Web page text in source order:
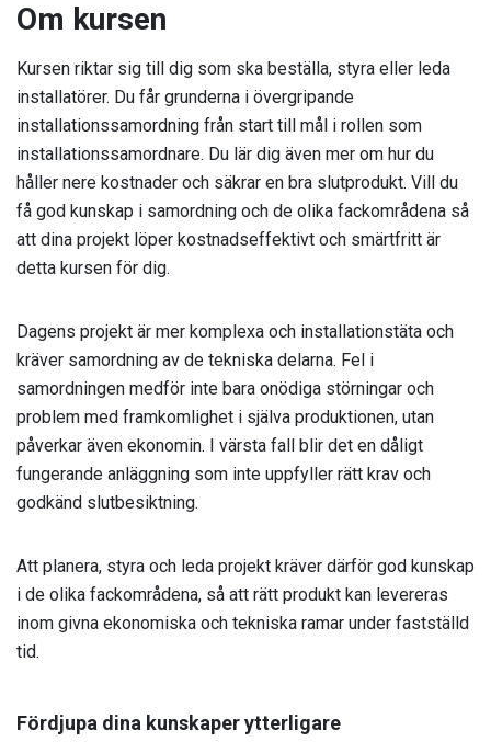
Om kursen
Kursen riktar sig till dig som ska beställa, styra eller leda
installatörer. Du får grunderna i övergripande
installationssamordning från start till mål i rollen som
installationssamordnare. Du lär dig även mer om hur du
håller nere kostnader och säkrar en bra slutprodukt. Vill du
få god kunskap i samordning och de olika fackområdena så
att dina projekt löper kostnadseffektivt och smärtfritt är
detta kursen för dig.
Dagens projekt är mer komplexa och installationstäta och
kräver samordning av de tekniska delarna. Fel i
samordningen medför inte bara onödiga störningar och
problem med framkomlighet i själva produktionen, utan
påverkar även ekonomin. I värsta fall blir det en dåligt
fungerande anläggning som inte uppfyller rätt krav och
godkänd slutbesiktning.
Att planera, styra och leda projekt kräver därför god kunskap
i de olika fackområdena, så att rätt produkt kan levereras
inom givna ekonomiska och tekniska ramar under fastställd
tid.
Fördjupa dina kunskaper ytterligare